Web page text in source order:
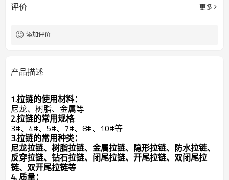
评价 更多
添加评价
产品描述
1.拉链的使用材料：
尼龙、树脂、金属等
2.拉链的常用规格:
3#、4#、5#、7#、8#、10#等
3.拉链的常用种类：
尼龙拉链、树脂拉链、金属拉链、隐形拉链、防水拉链、
反穿拉链、钻石拉链、闭尾拉链、开尾拉链、双闭尾拉
链、双开尾拉链等
4. 质量：